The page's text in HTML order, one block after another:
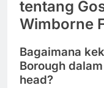
tentang
Wimborne
Bagaimana
Borough
head?